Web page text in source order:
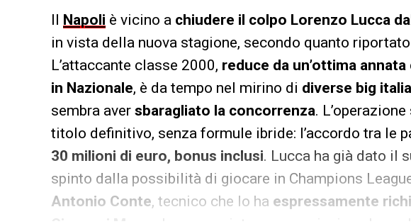
Il Napoli è vicino a chiudere il colpo Lorenzo Lucca
in vista della nuova stagione, secondo quanto
L’attaccante classe 2000, reduce da un’ottima
in Nazionale, è da tempo nel mirino di diverse big
sembra aver sbaragliato la concorrenza.
titolo definitivo, senza formule ibride: l’accordo tra le
30 milioni di euro, bonus inclusi. Lucca ha già dato il
spinto dalla possibilità di giocare in Champions
Antonio Conte, tecnico che lo ha espressamente